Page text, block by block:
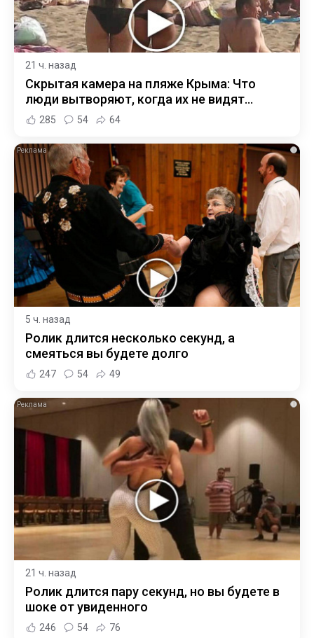
21 ч. назад
Скрытая камера на пляже Крыма: Что
люди вытворяют, когда их не видят...
285 54 64
i
5 ч. назад
Ролик длится несколько секунд, а
смеяться вы будете долго
247 54 49
i
21 ч. назад
Ролик длится пару секунд, но вы будете в
шоке от увиденного
246 54 76